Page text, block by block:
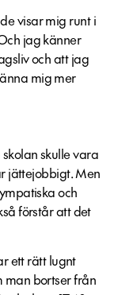
visar mig runt i
jag känner
och att jag
mig mer
skulle vara
jättejobbigt. Men
och
förstår att det
ett rätt lugnt
man bortser från